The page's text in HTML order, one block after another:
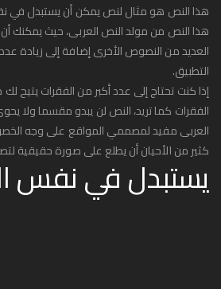
هذا النص هو مثال لنص يمكن أن يستبدل في
هذا النص من مولد النص العربى، حيث يمكنك
العديد من النصوص الأخرى إضافة إلى زيادة
التطبيق.
إذا كنت تحتاج إلى عدد أكبر من الفقرات يتيح
الفقرات كما تريد، النص لن يبدو مقسما ولا
العربى مفيد لمصممي المواقع على وجه
كثير من الأحيان أن يطلع على صورة حقيقية
يستبدل في نفس